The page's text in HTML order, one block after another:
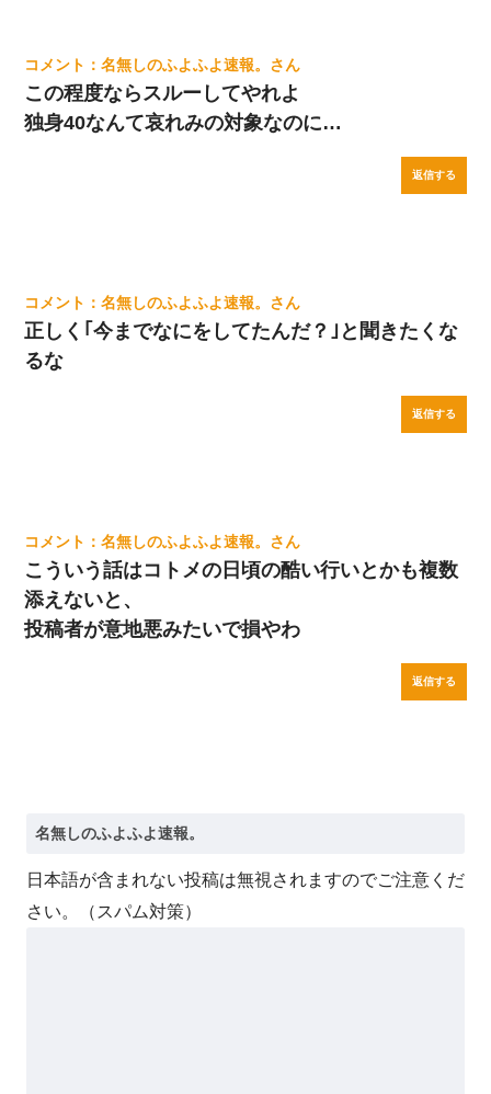
名無しのふよふよ速報。
この程度ならスルーしてやれよ
独身40なんて哀れみの対象なのに…
返信する
名無しのふよふよ速報。
正しく｢今までなにをしてたんだ？｣と聞きたくな
るな
返信する
名無しのふよふよ速報。
こういう話はコトメの日頃の酷い行いとかも複数
添えないと、
投稿者が意地悪みたいで損やわ
返信する
日本語が含まれない投稿は無視されますのでご注意くだ
さい。（スパム対策）